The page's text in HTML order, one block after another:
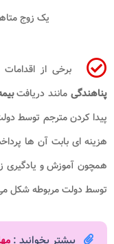
یک زوج
برخی از
پناهندگیمانند دریافت
پیدا کردن مترجم توسط
هزینه ای بابت آن ها
همچون آموزش و یادگیری
توسط دولت مربوطه شکل
بیشتر بخوانید :